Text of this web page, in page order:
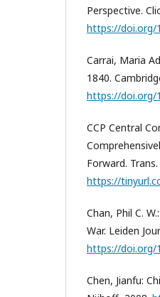
Perspective.
https://doi.org/
Carrai, Maria
1840.
https://doi.org/
CCP Central
Forward.
https://
Chan, Phil C.
War. Leiden
https://doi.org/
Chen, Jianfu: